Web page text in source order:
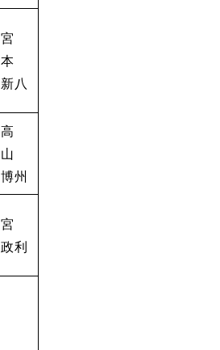
宮
本
新八
高
山
博州
宮
政利